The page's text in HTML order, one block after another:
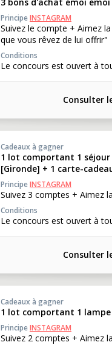
PrincipeINSTAGRAM
Suivez le compte + Aimez
que vous rêvez de lui offrir"
Conditions
Le concours est ouvert à
Consulter
Cadeaux à gagner
1 lot comportant 1 séjour
[Gironde] + 1 carte-
PrincipeINSTAGRAM
Suivez 3 comptes + Aimez
Conditions
Le concours est ouvert à
Consulter
Cadeaux à gagner
1 lot comportant 1 lampe
PrincipeINSTAGRAM
Suivez 2 comptes + Aimez